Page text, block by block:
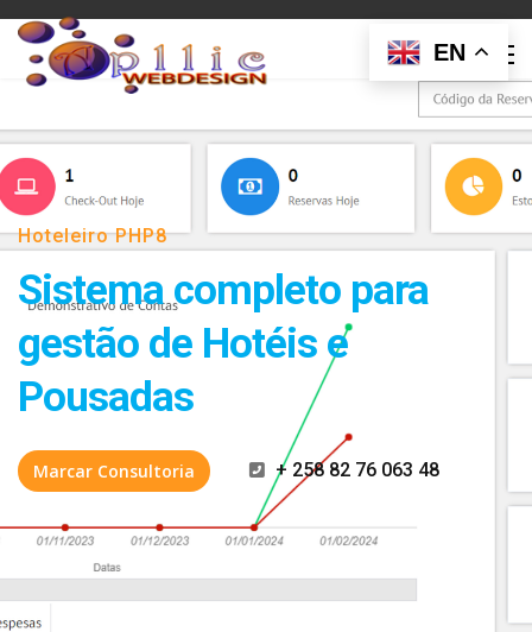
Hoteleiro PHP8
Sistema completo para
gestão de Hotéis e
Pousadas
Marcar Consultoria + 258 82 76 063 48
EN